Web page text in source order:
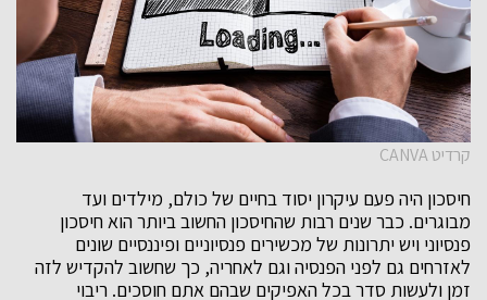
קרדיט CANVA
חיסכון היה פעם עיקרון יסוד בחיים של כולם, מילדים ועד
מבוגרים. כבר שנים רבות שהחיסכון החשוב ביותר הוא חיסכון
פנסיוני ויש יתרונות של מכשירים פנסיוניים ופיננסיים שונים
לאזרחים גם לפני הפנסיה וגם לאחריה, כך שחשוב להקדיש לזה
זמן ולעשות סדר בכל האפיקים שבהם אתם חוסכים. ריבוי